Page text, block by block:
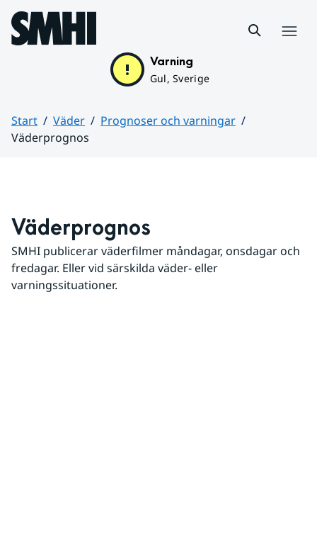
Hoppa till sidans innehåll
Varning
Gul, Sverige
Start Väder
Prognoser och varningar
Väderprognos
Väderprognos
SMHI publicerar väderfilmer måndagar, onsdagar och
fredagar. Eller vid särskilda väder- eller
varningssituationer.